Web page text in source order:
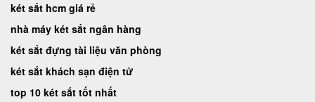
két sắt hcm giá rẻ
nhà máy két sắt ngân hàng
két sắt đựng tài liệu văn phòng
két sắt khách sạn điện tử
top 10 két sắt tốt nhất